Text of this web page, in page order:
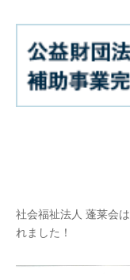
社会福祉法人 蓬莱会は
れました！